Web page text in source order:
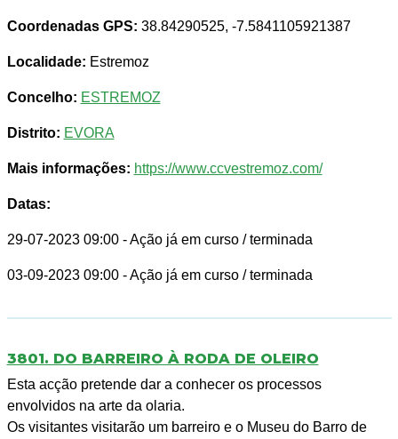
Coordenadas GPS: 38.84290525, -7.5841105921387
Localidade: Estremoz
Concelho: ESTREMOZ
Distrito: EVORA
Mais informações: https://www.ccvestremoz.com/
Datas:
29-07-2023 09:00 - Ação já em curso / terminada
03-09-2023 09:00 - Ação já em curso / terminada
3801. DO BARREIRO À RODA DE OLEIRO
Esta acção pretende dar a conhecer os processos
envolvidos na arte da olaria.
Os visitantes visitarão um barreiro e o Museu do Barro de